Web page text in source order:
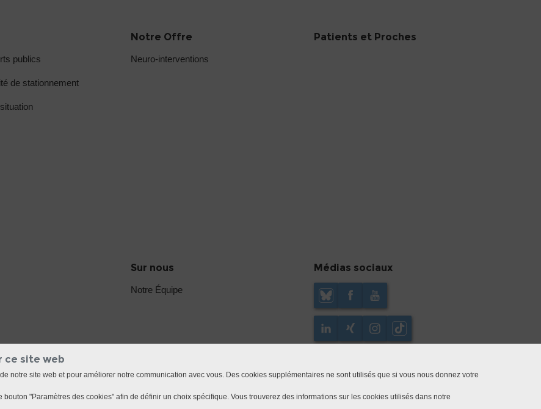
publics
de stationnement
Notre Offre
Neuro-interventions
Patients et Proches
Sur nous
Notre Équipe
Médias sociaux
ce site web
notre site web et pour améliorer notre communication avec vous. Des cookies supplémentaires ne sont utilisés que si vous nous donnez votre
"Paramètres des cookies" afin de définir un choix spécifique. Vous trouverez des informations sur les cookies utilisés dans notre